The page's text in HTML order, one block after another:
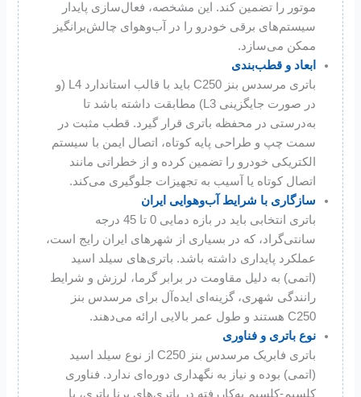
موتور را تضمین کند. این مشخصه، فعال‌سازی پایدار
سیستم‌های برقی خودرو را در آب‌وهوای چالش‌برانگیز
ممکن می‌سازد.
ابعاد و قطب‌بندی
باتری مرسدس بنز C250 باید با قالب استاندارد L4 (و
در صورت جایگزینی L3) مطابقت داشته باشد تا
به‌درستی در محفظه باتری قرار گیرد. قطب مثبت در
سمت چپ و طراحی پایه کوتاه، اتصال ایمن با سیستم
الکتریکی خودرو را تضمین کرده و از خطراتی مانند
اتصال کوتاه یا آسیب به تجهیزات جلوگیری می‌کند.
سازگاری با شرایط آب‌وهوایی ایران
باتری انتخابی باید در بازه دمایی 0 تا 45 درجه
سانتی‌گراد، که در بسیاری از شهرهای ایران رایج است،
عملکرد پایداری داشته باشد. باتری‌های سیلد اسید
(اتمی) به دلیل مقاومت در برابر گرما، لرزش و شرایط
رانندگی شهری، گزینه‌ای ایده‌آل برای مرسدس بنز
C250 هستند و طول عمر بالایی ارائه می‌دهند.
نوع باتری و فناوری
باتری فابریک مرسدس بنز C250 از نوع سیلد اسید
(اتمی) بوده و نیاز به نگهداری دوره‌ای ندارد. فناوری
کلسیم-کلسیم به‌کاررفته در باتری‌های برنا باتری، با